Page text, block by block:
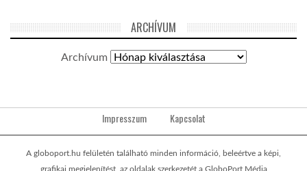
ARCHÍVUM
Archívum
Impresszum Kapcsolat
A globoport.hu felületén található minden információ, beleértve a képi,
grafikai megjelenítést, az oldalak szerkezetét a GloboPort Média